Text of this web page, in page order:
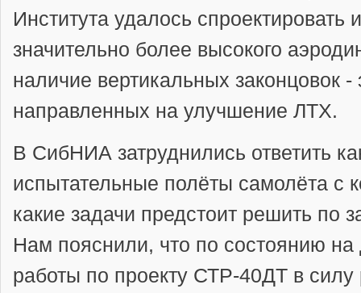
Института удалось спроектировать
значительно более высокого
наличие вертикальных законцовок
направленных на улучшение ЛТХ.
В СибНИА затруднились ответить
испытательные полёты самолёта с
какие задачи предстоит решить по
Нам пояснили, что по состоянию на
работы по проекту СТР-40ДТ в силу